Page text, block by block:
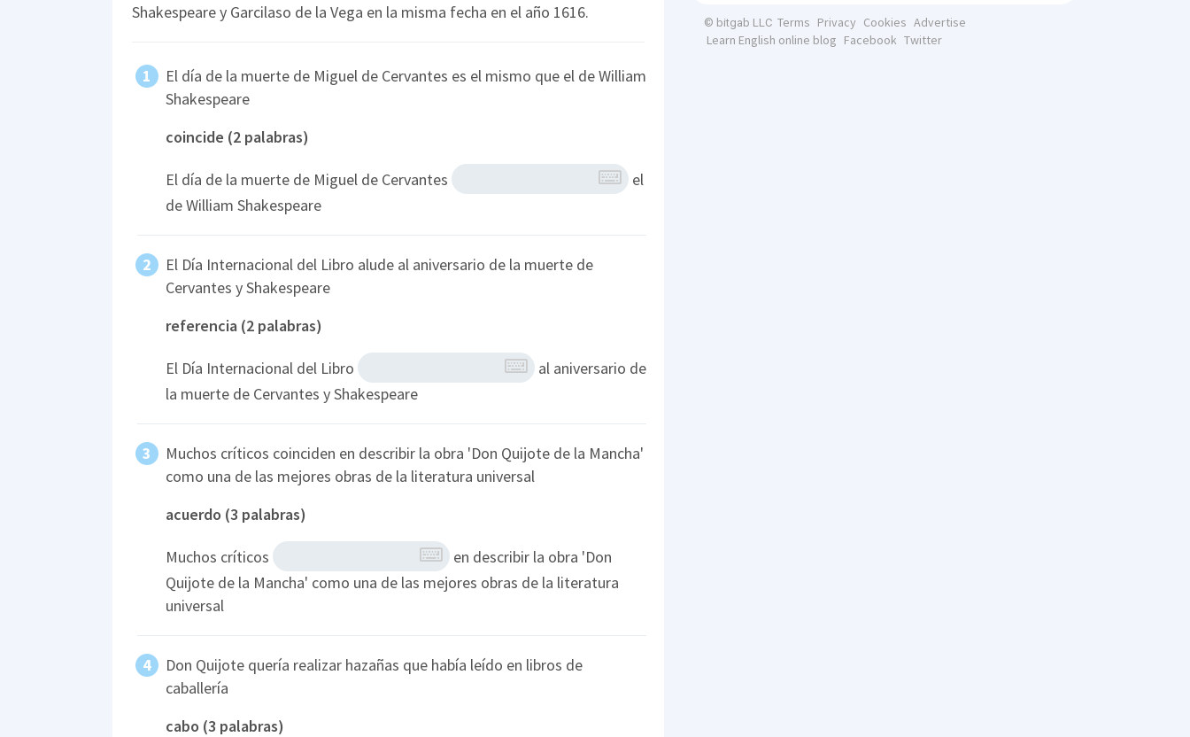
Shakespeare y Garcilaso de la Vega en la misma fecha en el año 1616.
El día de la muerte de Miguel de Cervantes es el mismo que el de William
Shakespeare
coincide (2 palabras)
El día de la muerte de Miguel de Cervantes
el
de William Shakespeare
El Día Internacional del Libro alude al aniversario de la muerte de
Cervantes y Shakespeare
referencia (2 palabras)
El Día Internacional del Libro
al aniversario de
la muerte de Cervantes y Shakespeare
Muchos críticos coinciden en describir la obra 'Don Quijote de la Mancha'
como una de las mejores obras de la literatura universal
acuerdo (3 palabras)
Muchos críticos
en describir la obra 'Don
Quijote de la Mancha' como una de las mejores obras de la literatura
universal
Don Quijote quería realizar hazañas que había leído en libros de
caballería
cabo (3 palabras)
© bitgab LLC Terms Privacy Cookies Advertise
Learn English online blog Facebook Twitter